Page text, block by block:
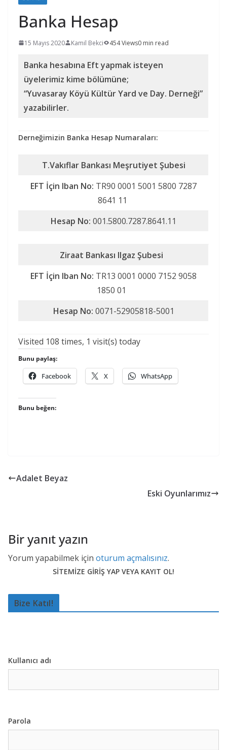
Banka Hesap
15 Mayıs 2020 Kamil Bekci 454 Views0 min read
Banka hesabına Eft yapmak isteyen
üyelerimiz kime bölümüne;
“Yuvasaray Köyü Kültür Yard ve Day. Derneği”
yazabilirler.
Derneğimizin Banka Hesap Numaraları:
T.Vakıflar Bankası Meşrutiyet Şubesi
EFT İçin Iban No: TR90 0001 5001 5800 7287
8641 11
Hesap No: 001.5800.7287.8641.11
Ziraat Bankası Ilgaz Şubesi
EFT İçin Iban No: TR13 0001 0000 7152 9058
1850 01
Hesap No: 0071-52905818-5001
Visited 108 times, 1 visit(s) today
Bunu paylaş:
Facebook X WhatsApp
Bunu beğen:
Adalet Beyaz
Eski Oyunlarımız
Bir yanıt yazın
Yorum yapabilmek için oturum açmalısınız.
SİTEMİZE GİRİŞ YAP VEYA KAYIT OL!
Bize Katıl!
Kullanıcı adı
Parola